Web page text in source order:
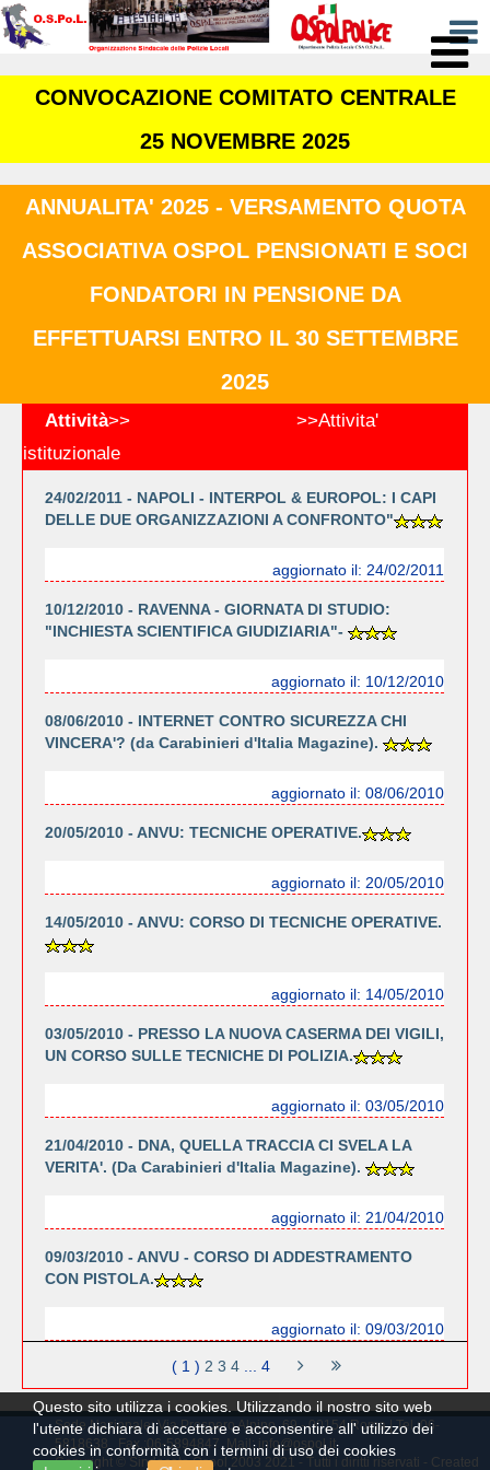
CONVOCAZIONE COMITATO CENTRALE
25 NOVEMBRE 2025
ANNUALITA' 2025 - VERSAMENTO QUOTA
ASSOCIATIVA OSPOL PENSIONATI E SOCI
FONDATORI IN PENSIONE DA
EFFETTUARSI ENTRO IL 30 SETTEMBRE
2025
Attività>> >>Attivita'
istituzionale
24/02/2011 - NAPOLI - INTERPOL & EUROPOL: I CAPI
DELLE DUE ORGANIZZAZIONI A CONFRONTO"
aggiornato il: 24/02/2011
10/12/2010 - RAVENNA - GIORNATA DI STUDIO:
"INCHIESTA SCIENTIFICA GIUDIZIARIA"-
aggiornato il: 10/12/2010
08/06/2010 - INTERNET CONTRO SICUREZZA CHI
VINCERA'? (da Carabinieri d'Italia Magazine).
aggiornato il: 08/06/2010
20/05/2010 - ANVU: TECNICHE OPERATIVE.
aggiornato il: 20/05/2010
14/05/2010 - ANVU: CORSO DI TECNICHE OPERATIVE.
aggiornato il: 14/05/2010
03/05/2010 - PRESSO LA NUOVA CASERMA DEI VIGILI,
UN CORSO SULLE TECNICHE DI POLIZIA.
aggiornato il: 03/05/2010
21/04/2010 - DNA, QUELLA TRACCIA CI SVELA LA
VERITA'. (Da Carabinieri d'Italia Magazine).
aggiornato il: 21/04/2010
09/03/2010 - ANVU - CORSO DI ADDESTRAMENTO
CON PISTOLA.
aggiornato il: 09/03/2010
( 1 ) 2 3 4 ... 4
Sede Nazionale: Via Prospero Alpino, 69 - 00154 Roma | Tel.:06-
5818638 Fax.:06-5894847 Mail: info@ospol.it
Copyright © Sindacato Ospol 2003 2021 - Tutti i diritti riservati - Created
Questo sito utilizza i cookies. Utilizzando il nostro sito web
l'utente dichiara di accettare e acconsentire all' utilizzo dei
cookies in conformità con i termini di uso dei cookies